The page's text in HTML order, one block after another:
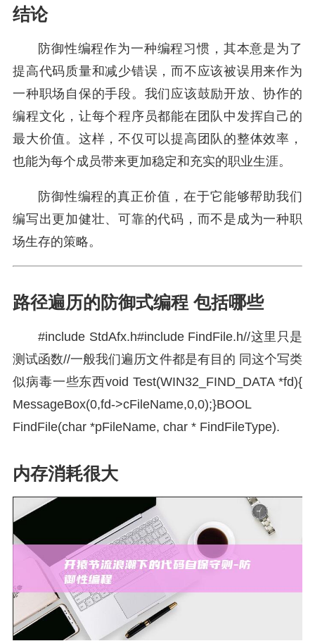
结论
防御性编程作为一种编程习惯，其本意是为了
提高代码质量和减少错误，而不应该被误用来作为
一种职场自保的手段。我们应该鼓励开放、协作的
编程文化，让每个程序员都能在团队中发挥自己的
最大价值。这样，不仅可以提高团队的整体效率，
也能为每个成员带来更加稳定和充实的职业生涯。
防御性编程的真正价值，在于它能够帮助我们
编写出更加健壮、可靠的代码，而不是成为一种职
场生存的策略。
路径遍历的防御式编程 包括哪些
#include StdAfx.h#include FindFile.h//这里只是
测试函数//一般我们遍历文件都是有目的 同这个写类
似病毒一些东西void Test(WIN32_FIND_DATA *fd){
MessageBox(0,fd->cFileName,0,0);}BOOL
FindFile(char *pFileName, char * FindFileType).
内存消耗很大